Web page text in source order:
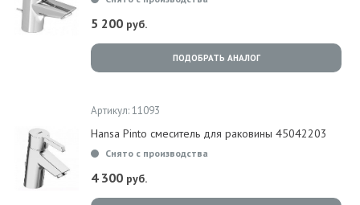
5 200 руб.
ПОДОБРАТЬ АНАЛОГ
Артикул: 11093
Hansa Pinto смеситель для раковины 45042203
Снято с производства
4 300 руб.